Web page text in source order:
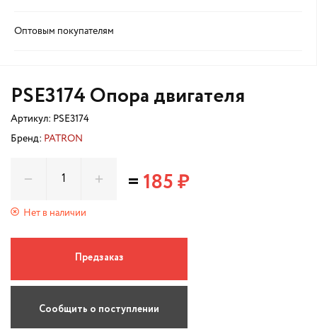
Оптовым покупателям
PSE3174 Опора двигателя
Артикул: PSE3174
Бренд: PATRON
Нет в наличии
=185 ₽
Предзаказ
Сообщить о поступлении